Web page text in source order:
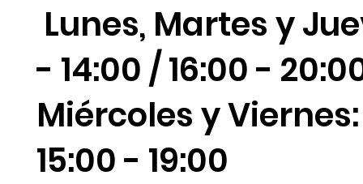
Lunes, Martes y
- 14:00 / 16:00 -
Miércoles y Viernes:
15:00 - 19:00